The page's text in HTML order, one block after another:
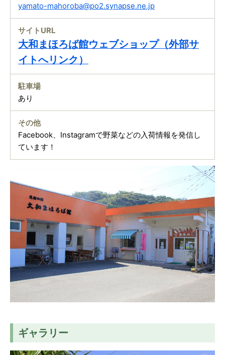
yamato-mahoroba@po2.synapse.ne.jp
サイトURL
大和まほろば館ウェブショップ（外部サ
イトへリンク）
駐車場
あり
その他
Facebook、Instagramで野菜などの入荷情報を発信し
ています！
ギャラリー